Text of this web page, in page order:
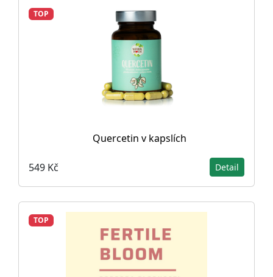
TOP
Quercetin v kapslích
549 Kč Detail
TOP